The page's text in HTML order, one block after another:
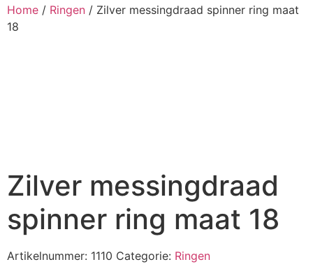
Home / Ringen / Zilver messingdraad spinner ring maat
18
Zilver messingdraad
spinner ring maat 18
Artikelnummer: 1110 Categorie: Ringen